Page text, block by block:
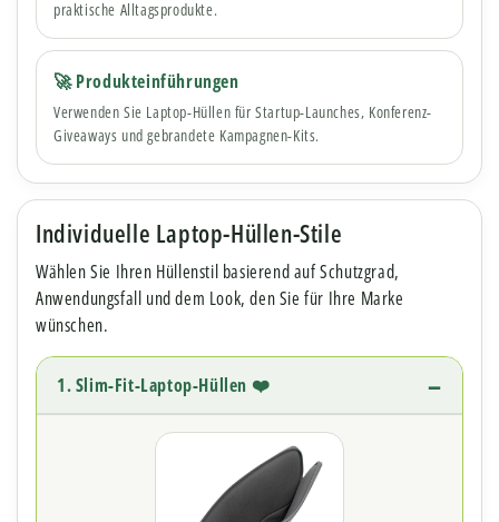
praktische Alltagsprodukte.
🚀 Produkteinführungen
Verwenden Sie Laptop-Hüllen für Startup-Launches, Konferenz-
Giveaways und gebrandete Kampagnen-Kits.
Individuelle Laptop-Hüllen-Stile
Wählen Sie Ihren Hüllenstil basierend auf Schutzgrad,
Anwendungsfall und dem Look, den Sie für Ihre Marke
wünschen.
1. Slim-Fit-Laptop-Hüllen ❤️